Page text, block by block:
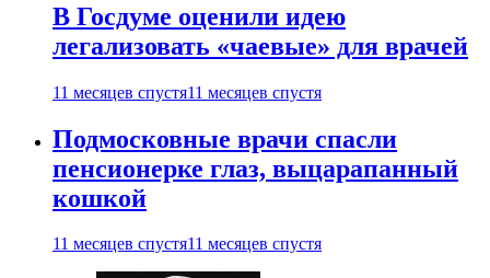
В Госдуме оценили идею
легализовать «чаевые» для врачей
11 месяцев спустя11 месяцев спустя
Подмосковные врачи спасли
пенсионерке глаз, выцарапанный
кошкой
11 месяцев спустя11 месяцев спустя